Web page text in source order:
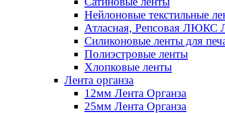
Нейлоновые текстильные
Атласная, Репсовая ЛЮКС
Силиконовые ленты для
Полиэстровые ленты
Хлопковые ленты
Лента органза
12мм Лента Органза
25мм Лента Органза